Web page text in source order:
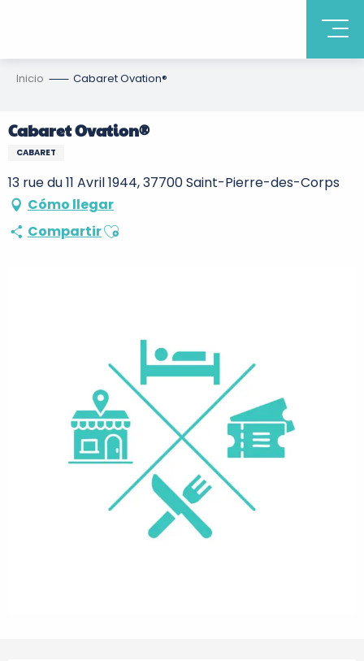
Inicio Cabaret Ovation®
Cabaret Ovation®
CABARET
13 rue du 11 Avril 1944, 37700 Saint-Pierre-des-Corps
Cómo llegar
CompartirAjouter aux favoris